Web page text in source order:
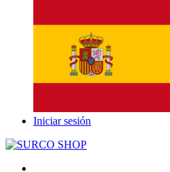
Iniciar sesión